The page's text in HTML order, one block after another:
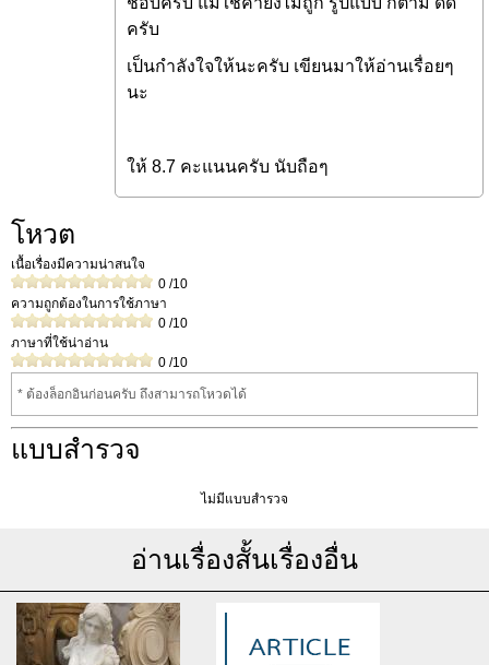
ครับ
เป็นกำลังใจให้นะครับ เขียนมาให้อ่านเรื่อยๆ
นะ
ให้ 8.7 คะแนนครับ นับถือๆ
โหวต
เนื้อเรื่องมีความน่าสนใจ
0 /10
ความถูกต้องในการใช้ภาษา
0 /10
ภาษาที่ใช้น่าอ่าน
0 /10
* ต้องล็อกอินก่อนครับ ถึงสามารถโหวดได้
แบบสำรวจ
ไม่มีแบบสำรวจ
อ่านเรื่องสั้นเรื่องอื่น